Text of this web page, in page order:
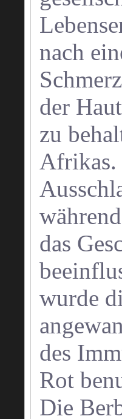
nach
der
zu
Afrikas.
das
wurde
des
Rot
Die